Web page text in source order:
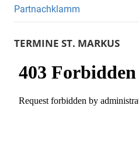
Partnachklamm
TERMINE ST. MARKUS